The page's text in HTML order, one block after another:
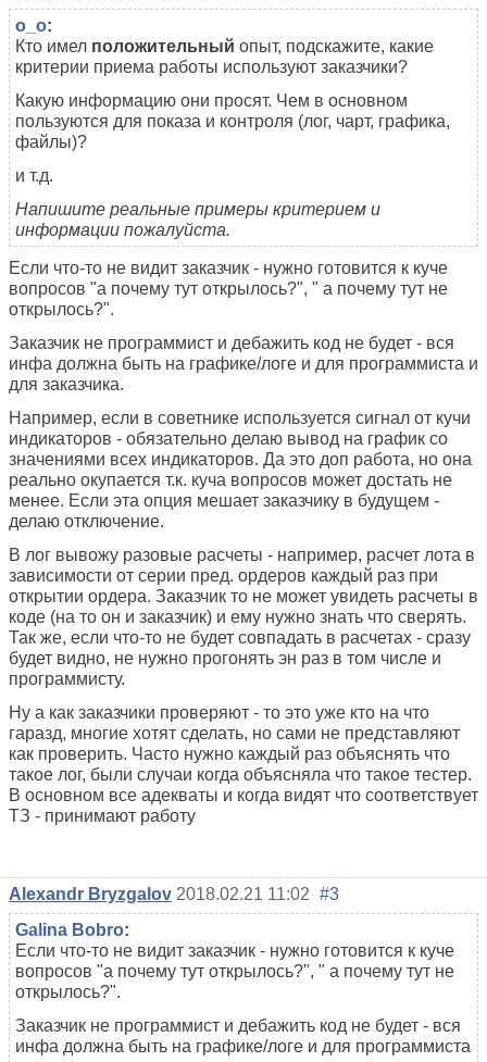
o_o:
Кто имел положительный опыт, подскажите, какие
критерии приема работы используют заказчики?
Какую информацию они просят. Чем в основном
пользуются для показа и контроля (лог, чарт, графика,
файлы)?
и т.д.
Напишите реальные примеры критерием и
информации пожалуйста.
Если что-то не видит заказчик - нужно готовится к куче
вопросов "а почему тут открылось?", " а почему тут не
открылось?".
Заказчик не программист и дебажить код не будет - вся
инфа должна быть на графике/логе и для программиста и
для заказчика.
Например, если в советнике используется сигнал от кучи
индикаторов - обязательно делаю вывод на график со
значениями всех индикаторов. Да это доп работа, но она
реально окупается т.к. куча вопросов может достать не
менее. Если эта опция мешает заказчику в будущем -
делаю отключение.
В лог вывожу разовые расчеты - например, расчет лота в
зависимости от серии пред. ордеров каждый раз при
открытии ордера. Заказчик то не может увидеть расчеты в
коде (на то он и заказчик) и ему нужно знать что сверять.
Так же, если что-то не будет совпадать в расчетах - сразу
будет видно, не нужно прогонять эн раз в том числе и
программисту.
Ну а как заказчики проверяют - то это уже кто на что
гаразд, многие хотят сделать, но сами не представляют
как проверить. Часто нужно каждый раз объяснять что
такое лог, были случаи когда объясняла что такое тестер.
В основном все адекваты и когда видят что соответствует
ТЗ - принимают работу
Alexandr Bryzgalov 2018.02.21 11:02 #3
Galina Bobro:
Если что-то не видит заказчик - нужно готовится к куче
вопросов "а почему тут открылось?", " а почему тут не
открылось?".
Заказчик не программист и дебажить код не будет - вся
инфа должна быть на графике/логе и для программиста